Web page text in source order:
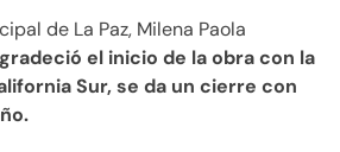
de La Paz, Milena Paola
el inicio de la obra con la
Sur, se da un cierre con